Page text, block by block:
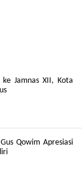
Jamnas XII, Kota
Qowim Apresiasi